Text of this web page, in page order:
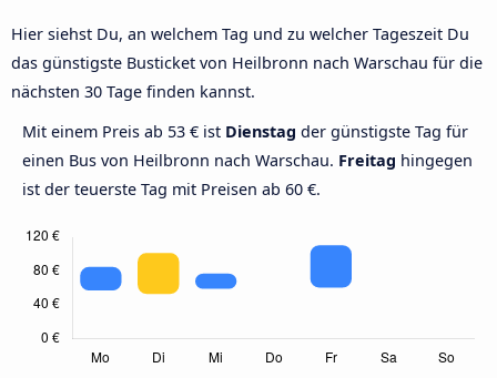
Hier siehst Du, an welchem Tag und zu welcher Tageszeit Du
das günstigste Busticket von Heilbronn nach Warschau für die
nächsten 30 Tage finden kannst.
Mit einem Preis ab 53 € ist Dienstag der günstigste Tag für
einen Bus von Heilbronn nach Warschau. Freitag hingegen
ist der teuerste Tag mit Preisen ab 60 €.